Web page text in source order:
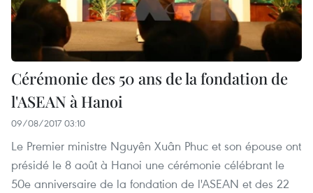
Cérémonie des 50 ans de la fondation de
l'ASEAN à Hanoi
09/08/2017 03:10
Le Premier ministre Nguyên Xuân Phuc et son épouse ont
présidé le 8 août à Hanoi une cérémonie célébrant le
50e anniversaire de la fondation de l'ASEAN et des 22